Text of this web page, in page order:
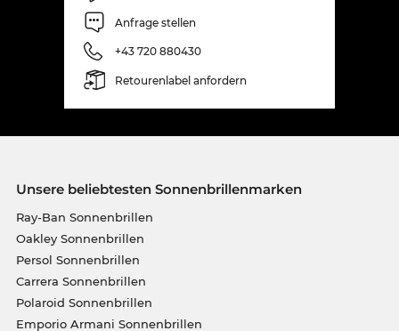
Anfrage stellen
+43 720 880430
Retourenlabel anfordern
Unsere beliebtesten Sonnenbrillenmarken
Ray-Ban Sonnenbrillen
Oakley Sonnenbrillen
Persol Sonnenbrillen
Carrera Sonnenbrillen
Polaroid Sonnenbrillen
Emporio Armani Sonnenbrillen